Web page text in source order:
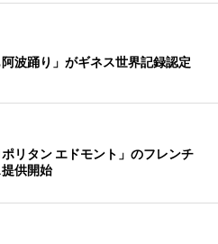
波踊り」がギネス世界記録認定
ポリタン エドモント」のフレンチ
供開始